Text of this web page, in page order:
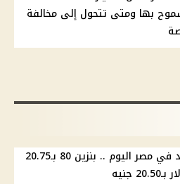
بها ومتى تتحول إلى مخالفة
أسعار الوقود في مصر اليوم .. بنزين 80 بـ20.75
جنيه